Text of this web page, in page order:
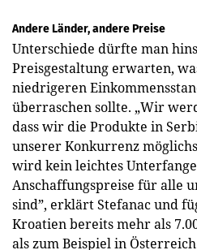
Andere Länder, andere Preise
Unterschiede dürfte man
Preisgestaltung erwarten,
niedrigeren
überraschen sollte. „Wir
dass wir die Produkte in
unserer Konkurrenz
wird kein leichtes
Anschaffungspreise für alle
sind”, erklärt Stefanac und
Kroatien bereits mehr als
als zum Beispiel in